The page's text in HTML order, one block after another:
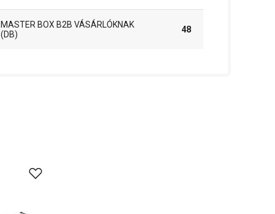
MASTER BOX B2B VÁSÁRLÓKNAK
(DB)
48